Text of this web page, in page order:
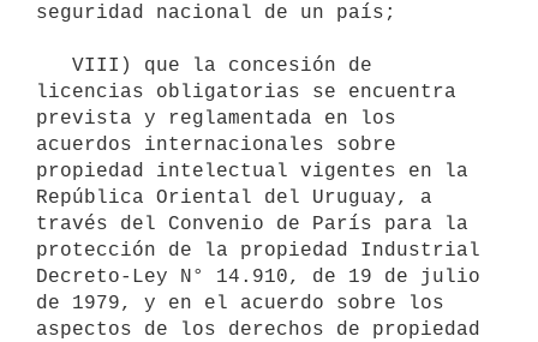
seguridad nacional de un país;
licencias obligatorias se encuentra
prevista y reglamentada en los
acuerdos internacionales sobre
propiedad intelectual vigentes en la
República Oriental del Uruguay, a
través del Convenio de París para la
protección de la propiedad Industrial
Decreto-Ley N° 14.910, de 19 de julio
de 1979, y en el acuerdo sobre los
aspectos de los derechos de propiedad